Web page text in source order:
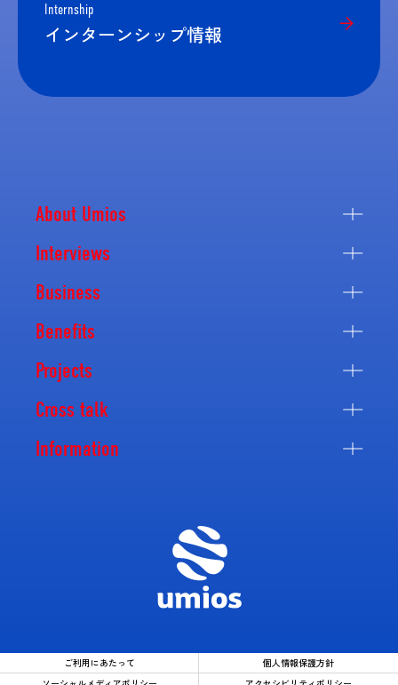
Internship
インターンシップ情報
About Umios
Interviews
Business
Benefits
Projects
Cross talk
Information
ご利用にあたって
個人情報保護方針